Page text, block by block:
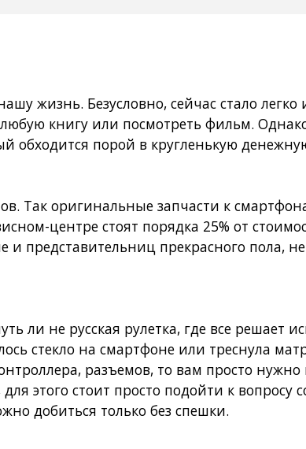
Безусловно, сейчас стало легко
книгу или посмотреть фильм.
обходится порой в кругленькую
Так оригинальные запчасти к
центре стоят порядка 25% от
и представительниц прекрасного пола,
ли не русская рулетка, где все решает
стекло на смартфоне или треснула
разъемов, то вам просто нужно
этого стоит просто подойти к вопросу
добиться только без спешки.